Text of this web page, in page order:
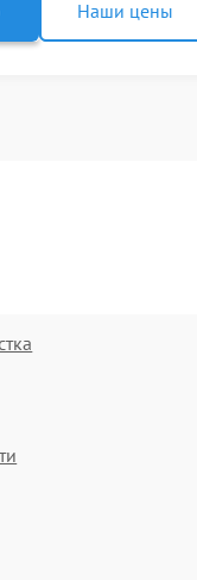
Наши цены